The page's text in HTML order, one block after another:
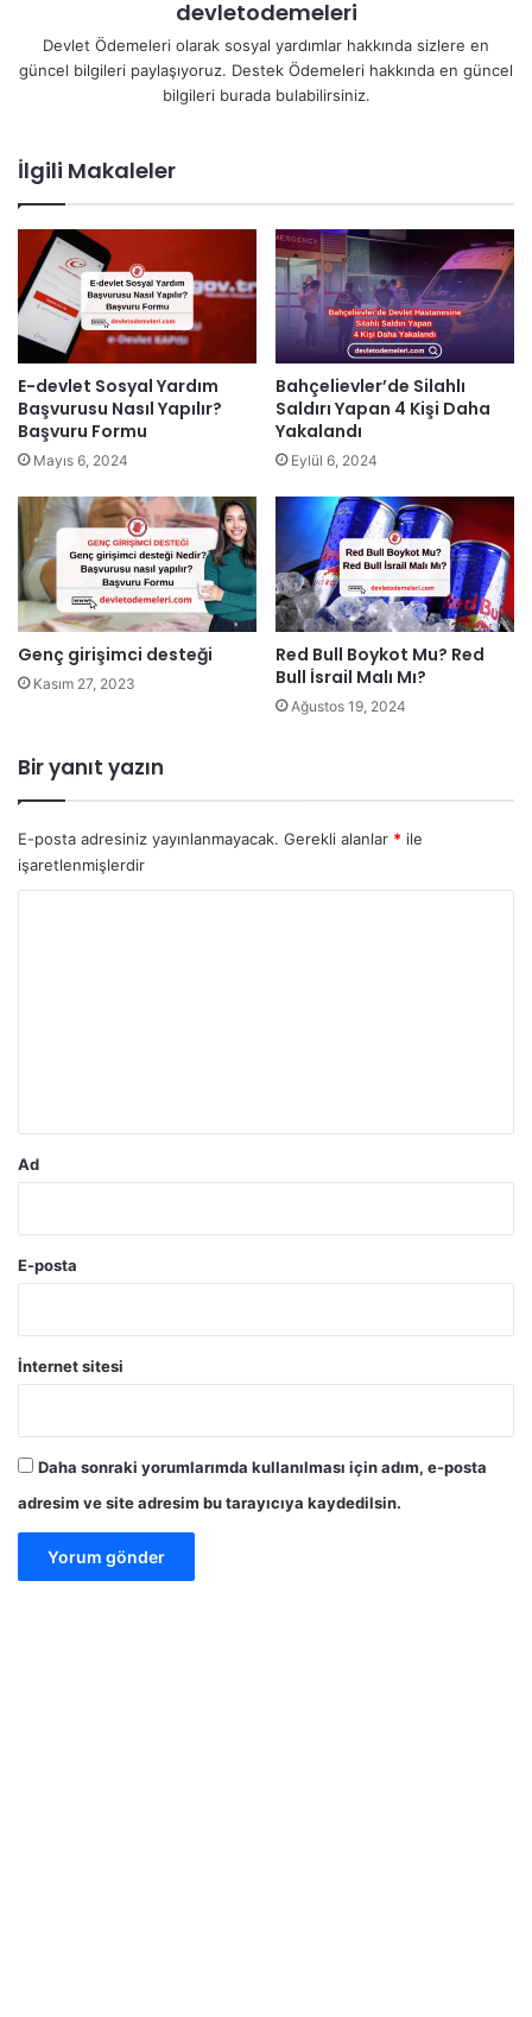
devletodemeleri
Devlet Ödemeleri olarak sosyal yardımlar hakkında sizlere en
güncel bilgileri paylaşıyoruz. Destek Ödemeleri hakkında en güncel
bilgileri burada bulabilirsiniz.
İlgili Makaleler
E-devlet Sosyal Yardım
Başvurusu Nasıl Yapılır?
Başvuru Formu
Mayıs 6, 2024
Bahçelievler’de Silahlı
Saldırı Yapan 4 Kişi Daha
Yakalandı
Eylül 6, 2024
Genç girişimci desteği
Kasım 27, 2023
Red Bull Boykot Mu? Red
Bull İsrail Malı Mı?
Ağustos 19, 2024
Bir yanıt yazın
E-posta adresiniz yayınlanmayacak. Gerekli alanlar * ile
işaretlenmişlerdir
Ad
E-posta
İnternet sitesi
Daha sonraki yorumlarımda kullanılması için adım, e-posta
adresim ve site adresim bu tarayıcıya kaydedilsin.